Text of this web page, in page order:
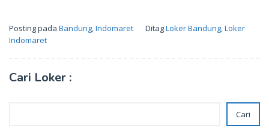
Posting pada Bandung,Indomaret DitagLoker Bandung,Loker
Indomaret
Cari Loker :
Cari